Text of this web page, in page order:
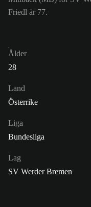
Friedl är 77.
Ålder
28
Land
Österrike
Liga
Bundesliga
Lag
SV Werder Bremen